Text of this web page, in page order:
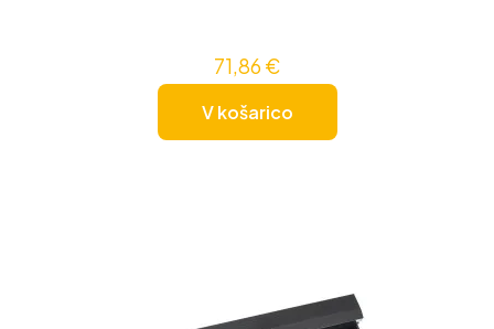
71,86€
V košarico